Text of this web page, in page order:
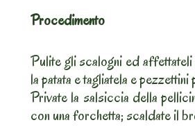
Procedimento
Pulite gli scalogni ed affettateli
la patata e tagliatela e
Private la salsiccia della
con una forchetta; scaldate il